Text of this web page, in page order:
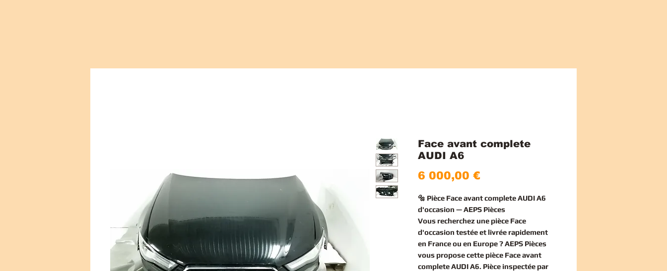
Face avant complete
AUDI A6
6 000,00 €Pris
🔩 Pièce Face avant complete AUDI A6
d'occasion — AEPS Pièces
Vous recherchez une pièce Face
d'occasion testée et livrée rapidement
en France ou en Europe ? AEPS Pièces
vous propose cette pièce Face avant
complete AUDI A6. Pièce inspectée par